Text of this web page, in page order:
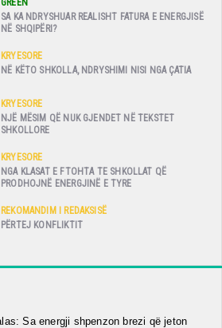
GREEN
SA KA NDRYSHUAR REALISHT FATURA E ENERGJISË
NË SHQIPËRI?
KRYESORE
NË KËTO SHKOLLA, NDRYSHIMI NISI NGA ÇATIA
KRYESORE
NJË MËSIM QË NUK GJENDET NË TEKSTET
SHKOLLORE
KRYESORE
NGA KLASAT E FTOHTA TE SHKOLLAT QË
PRODHOJNË ENERGJINË E TYRE
REKOMANDIM I REDAKSISË
PËRTEJ KONFLIKTIT